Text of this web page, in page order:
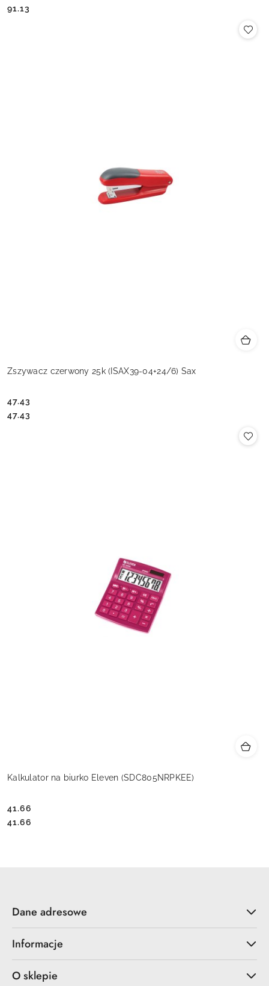
Cena:
Cena:
91.13
Zszywacz czerwony 25k (ISAX39-04+24/6) Sax
Cena:
47.43
Cena:
47.43
Kalkulator na biurko Eleven (SDC805NRPKEE)
Cena:
41.66
Cena:
41.66
Dane adresowe
Informacje
O sklepie